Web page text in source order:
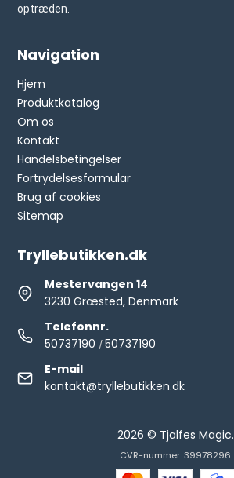
optræden.
Navigation
Hjem
Produktkatalog
Om os
Kontakt
Handelsbetingelser
Fortrydelsesformular
Brug af cookies
Sitemap
Tryllebutikken.dk
Mestervangen 14
3230 Græsted, Denmark
Telefonnr.
50737190 /50737190
E-mail
kontakt@tryllebutikken.dk
2026 © Tjalfes Magic.
CVR-nummer: 39978296